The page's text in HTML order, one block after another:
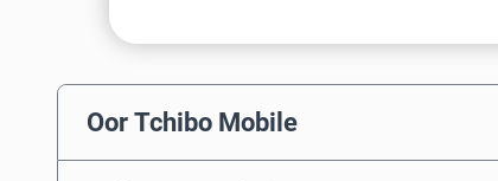
Oor Tchibo Mobile